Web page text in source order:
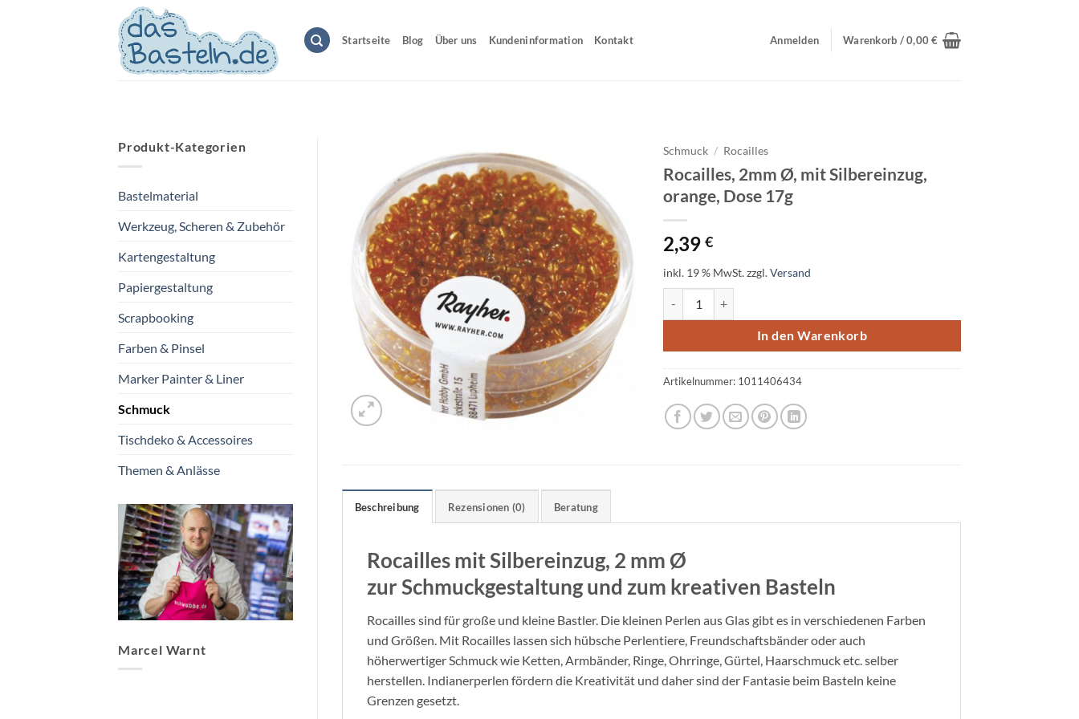
Startseite Blog Über uns Kundeninformation Kontakt Anmelden Warenkorb /0,00€
Produkt-Kategorien
Bastelmaterial
Werkzeug, Scheren & Zubehör
Kartengestaltung
Papiergestaltung
Scrapbooking
Farben & Pinsel
Marker Painter & Liner
Schmuck
Tischdeko & Accessoires
Themen & Anlässe
Marcel Warnt
Schmuck / Rocailles
Rocailles, 2mm Ø, mit Silbereinzug,
orange, Dose 17g
2,39€
inkl. 19 % MwSt.zzgl.Versand
In den Warenkorb
Artikelnummer: 1011406434
Beschreibung Rezensionen (0) Beratung
Rocailles mit Silbereinzug, 2 mm Ø
zur Schmuckgestaltung und zum kreativen Basteln
Rocailles sind für große und kleine Bastler. Die kleinen Perlen aus Glas gibt es in verschiedenen Farben
und Größen. Mit Rocailles lassen sich hübsche Perlentiere, Freundschaftsbänder oder auch
höherwertiger Schmuck wie Ketten, Armbänder, Ringe, Ohrringe, Gürtel, Haarschmuck etc. selber
herstellen. Indianerperlen fördern die Kreativität und daher sind der Fantasie beim Basteln keine
Grenzen gesetzt.